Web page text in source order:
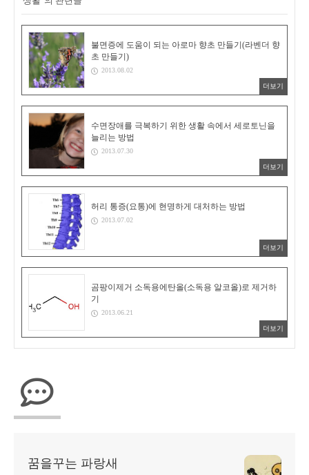
불면증에 도움이 되는 아로마 향초 만들기(라벤더 향
초 만들기)
2013.08.02
더보기
수면장애를 극복하기 위한 생활 속에서 세로토닌을
늘리는 방법
2013.07.30
더보기
허리 통증(요통)에 현명하게 대처하는 방법
2013.07.02
더보기
곰팡이제거 소독용에탄올(소독용 알코올)로 제거하
기
2013.06.21
더보기
꿈을꾸는 파랑새